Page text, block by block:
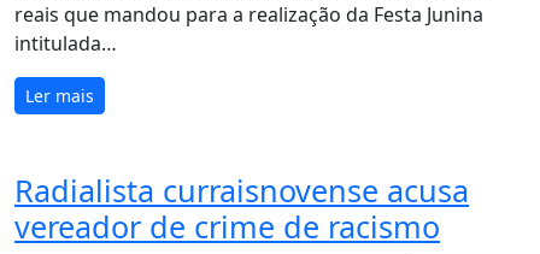
reais que mandou para a realização da Festa Junina
intitulada…
Ler mais
Radialista curraisnovense acusa
vereador de crime de racismo